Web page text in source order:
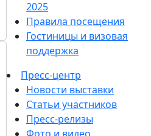
2025
Правила посещения
Гостиницы и визовая
поддержка
Пресс-центр
Новости выставки
Статьи участников
Пресс-релизы